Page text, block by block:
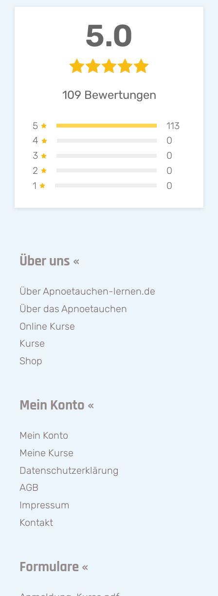
5.0
109 Bewertungen
5
113
4
0
3
0
2
0
1
0
Über uns «
Über Apnoetauchen-lernen.de
Über das Apnoetauchen
Online Kurse
Kurse
Shop
Mein Konto «
Mein Konto
Meine Kurse
Datenschutzerklärung
AGB
Impressum
Kontakt
Formulare «